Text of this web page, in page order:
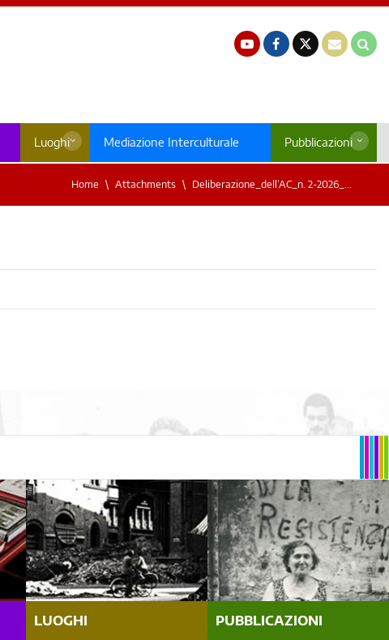
Luoghi Mediazione Interculturale Pubblicazioni
Home Attachments Deliberazione_dell’AC_n. 2-2026_...
LUOGHI PUBBLICAZIONI